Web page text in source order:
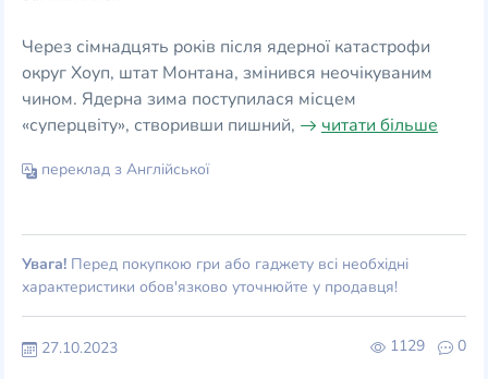
Через сімнадцять років після ядерної катастрофи
округ Хоуп, штат Монтана, змінився неочікуваним
чином. Ядерна зима поступилася місцем
«суперцвіту», створивши пишний,
читати більше
переклад з Англійської
Увага! Перед покупкою гри або гаджету всі необхідні
характеристики обов'язково уточнюйте у продавця!
1129 0
27.10.2023